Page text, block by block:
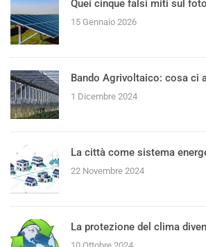
Quei cinque falsi miti sul
15 Gennaio 2026
Bando Agrivoltaico: cosa ci
1 Dicembre 2024
La città come sistema
22 Novembre 2024
La protezione del clima